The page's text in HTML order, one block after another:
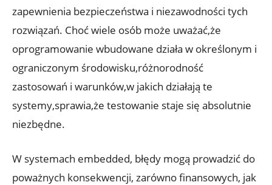
zapewnienia bezpieczeństwa i niezawodności tych
rozwiązań. Choć wiele osób może uważać,że
oprogramowanie wbudowane działa w określonym i
ograniczonym środowisku,różnorodność
zastosowań i warunków,w jakich działają te
systemy,sprawia,że testowanie staje się absolutnie
niezbędne.
W systemach embedded, błędy mogą prowadzić do
poważnych konsekwencji, zarówno finansowych, jak